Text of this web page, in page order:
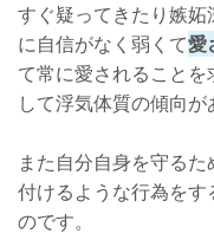
すぐ疑ってきたり嫉
に自信がなく弱くて愛
て常に愛されること
して浮気体質の傾向が
また自分自身を守る
付けるような行為を
のです。